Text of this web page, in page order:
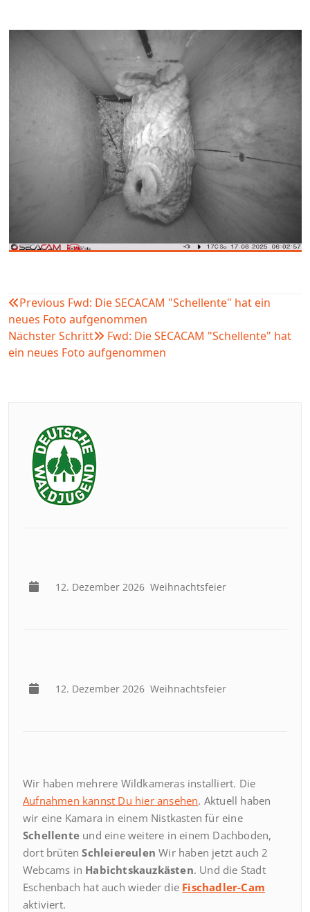
Beitragsnavigation
Previous Fwd: Die SECACAM "Schellente" hat ein
neues Foto aufgenommen
Nächster Schritt
Fwd: Die SECACAM "Schellente" hat
ein neues Foto aufgenommen
12. Dezember 2026 Weihnachtsfeier
12. Dezember 2026 Weihnachtsfeier
Wir haben mehrere Wildkameras installiert. Die
Aufnahmen kannst Du hier ansehen. Aktuell haben
wir eine Kamara in einem Nistkasten für eine
Schellente und eine weitere in einem Dachboden,
dort brütenSchleiereulen Wir haben jetzt auch 2
Webcams in Habichtskauzkästen. Und die Stadt
Eschenbach hat auch wieder die Fischadler-Cam
aktiviert.